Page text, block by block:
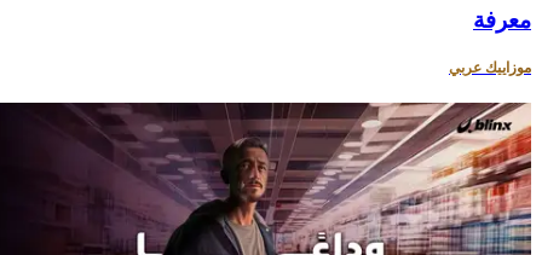
معرفة
موزاييك عربي